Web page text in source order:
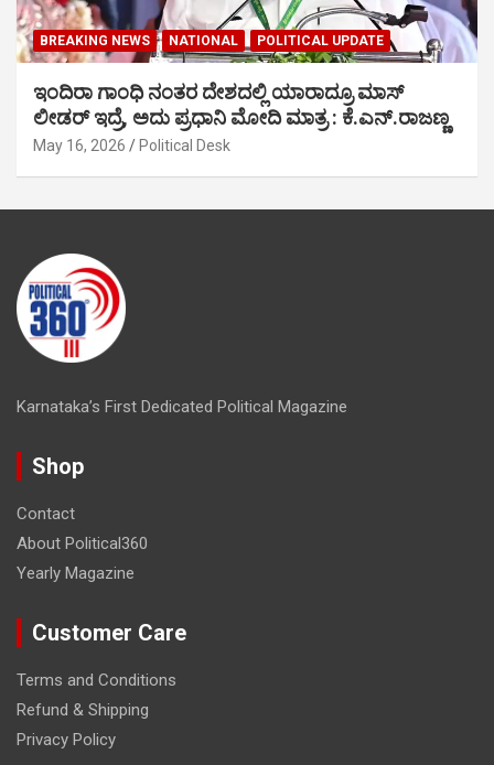
BREAKING NEWS NATIONAL POLITICAL UPDATE
ಇಂದಿರಾ ಗಾಂಧಿ ನಂತರ ದೇಶದಲ್ಲಿ ಯಾರಾದ್ರೂ ಮಾಸ್
ಲೀಡರ್ ಇದ್ರೆ, ಅದು ಪ್ರಧಾನಿ ಮೋದಿ ಮಾತ್ರ : ಕೆ.ಎನ್.ರಾಜಣ್ಣ
May 16, 2026 Political Desk
Karnataka’s First Dedicated Political Magazine
Shop
Contact
About Political360
Yearly Magazine
Customer Care
Terms and Conditions
Refund & Shipping
Privacy Policy